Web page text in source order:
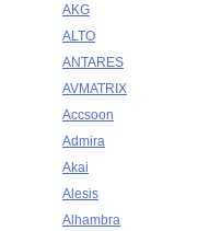
AKG
ALTO
ANTARES
AVMATRIX
Accsoon
Admira
Akai
Alesis
Alhambra